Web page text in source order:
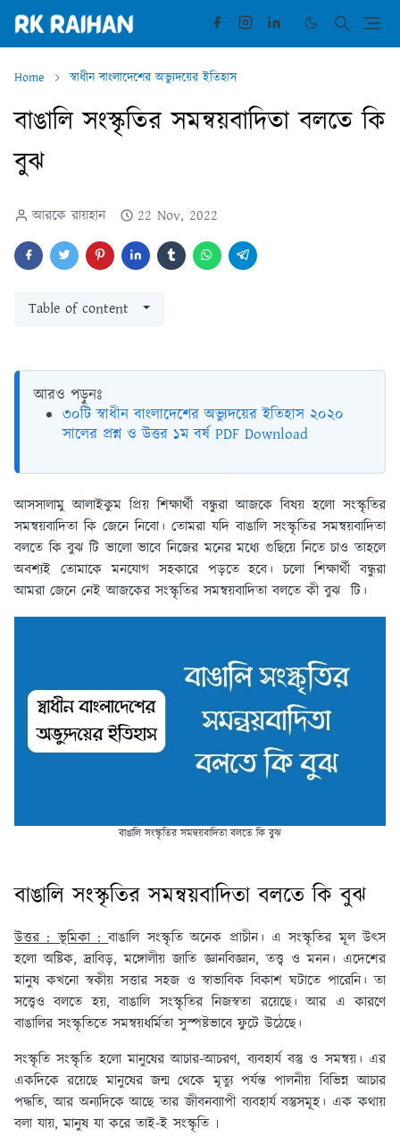
Home স্বাধীন বাংলাদেশের অভ্যুদয়ের ইতিহাস
বাঙালি সংস্কৃতির সমন্বয়বাদিতা বলতে কি
বুঝ
আরকে রায়হান 22 Nov, 2022
Table of content
আরও পড়ুনঃ
৩০টি স্বাধীন বাংলাদেশের অভ্যুদয়ের ইতিহাস ২০২০
সালের প্রশ্ন ও উত্তর ১ম বর্ষ PDF Download
আসসালামু আলাইকুম প্রিয় শিক্ষার্থী বন্ধুরা আজকে বিষয় হলো সংস্কৃতির
সমন্বয়বাদিতা কি জেনে নিবো। তোমরা যদি বাঙালি সংস্কৃতির সমন্বয়বাদিতা
বলতে কি বুঝ টি ভালো ভাবে নিজের মনের মধ্যে গুছিয়ে নিতে চাও তাহলে
অবশ্যই তোমাকে মনযোগ সহকারে পড়তে হবে। চলো শিক্ষার্থী বন্ধুরা
আমরা জেনে নেই আজকের সংস্কৃতির সমন্বয়বাদিতা বলতে কী বুঝ টি।
বাঙালি সংস্কৃতির সমন্বয়বাদিতা বলতে কি বুঝ
বাঙালি সংস্কৃতির সমন্বয়বাদিতা বলতে কি বুঝ
উত্তর : ভূমিকা :বাঙালি সংস্কৃতি অনেক প্রাচীন। এ সংস্কৃতির মূল উৎস
হলো অষ্টিক, দ্রাবিড়, মঙ্গোলীয় জাতি জ্ঞানবিজ্ঞান, তত্ত্ব ও মনন। এদেশের
মানুষ কখনো স্বকীয় সত্তার সহজ ও স্বাভাবিক বিকাশ ঘটাতে পারেনি। তা
সত্ত্বেও বলতে হয়, বাঙালি সংস্কৃতির নিজস্বতা রয়েছে। আর এ কারণে
বাঙালির সংস্কৃতিতে সমন্বয়ধর্মিতা সুস্পষ্টভাবে ফুটে উঠেছে।
সংস্কৃতি সংস্কৃতি হলো মানুষের আচার-আচরণ, ব্যবহার্য বস্তু ও সমন্বয়। এর
একদিকে রয়েছে মানুষের জন্ম থেকে মৃত্যু পর্যন্ত পালনীয় বিভিন্ন আচার
পদ্ধতি, আর অন্যদিকে আছে তার জীবনব্যাপী ব্যবহার্য বস্তুসমূহ। এক কথায়
বলা যায়, মানুষ যা করে তাই-ই সংস্কৃতি ৷